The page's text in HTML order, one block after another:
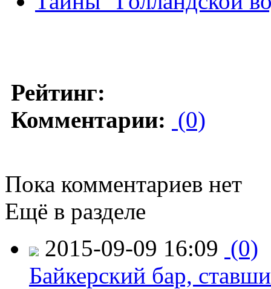
Рейтинг:
Комментарии: (0)
Пока комментариев нет
Ещё в разделе
2015-09-09 16:09 (0)
Байкерский бар,